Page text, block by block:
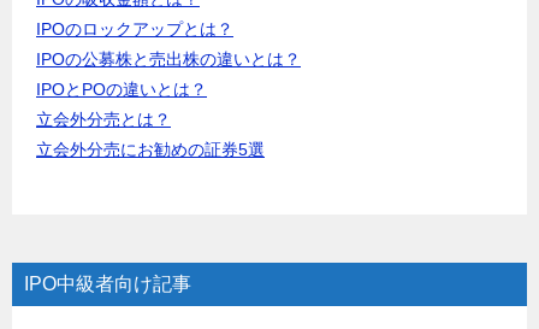
IPOのロックアップとは？
IPOの公募株と売出株の違いとは？
IPOとPOの違いとは？
立会外分売とは？
立会外分売にお勧めの証券5選
IPO中級者向け記事